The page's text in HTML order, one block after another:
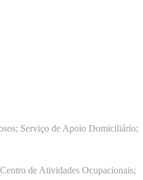
Serviço de Apoio Domiciliário;
de Atividades Ocupacionais;